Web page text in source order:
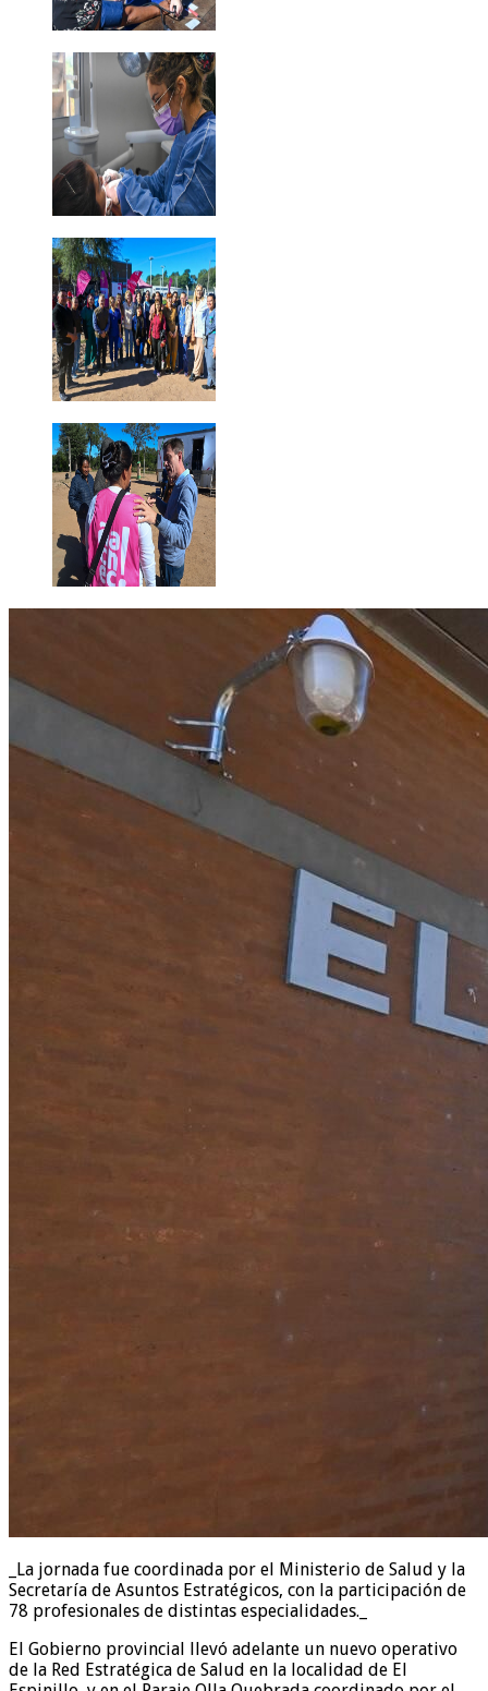
_La jornada fue coordinada por el Ministerio de Salud y la
Secretaría de Asuntos Estratégicos, con la participación de
78 profesionales de distintas especialidades._
El Gobierno provincial llevó adelante un nuevo operativo
de la Red Estratégica de Salud en la localidad de El